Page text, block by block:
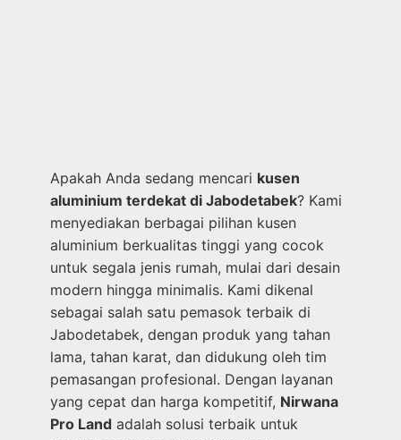
Apakah Anda sedang mencari kusen
aluminium terdekat di Jabodetabek? Kami
menyediakan berbagai pilihan kusen
aluminium berkualitas tinggi yang cocok
untuk segala jenis rumah, mulai dari desain
modern hingga minimalis. Kami dikenal
sebagai salah satu pemasok terbaik di
Jabodetabek, dengan produk yang tahan
lama, tahan karat, dan didukung oleh tim
pemasangan profesional. Dengan layanan
yang cepat dan harga kompetitif, Nirwana
Pro Land adalah solusi terbaik untuk